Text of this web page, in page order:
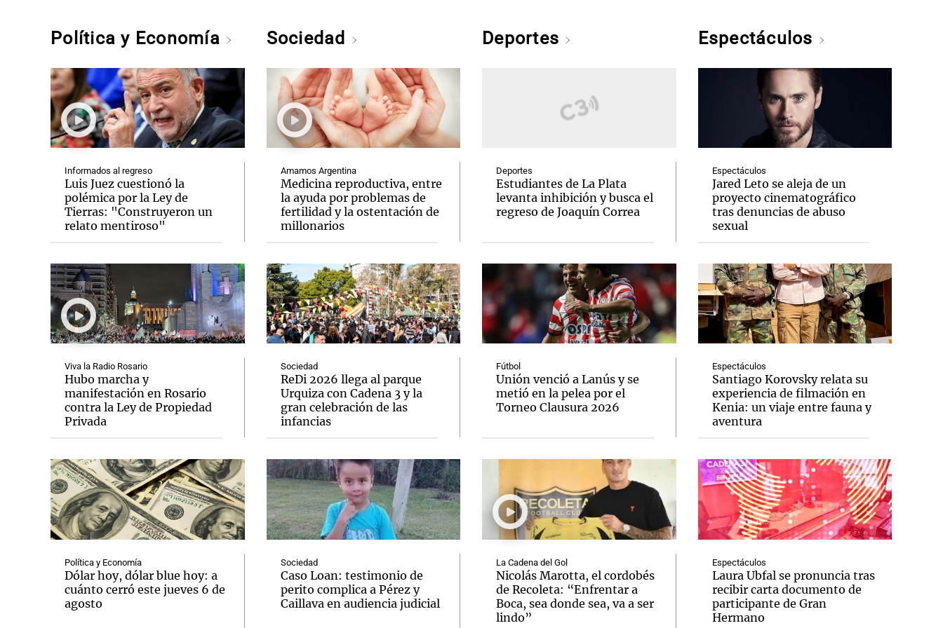
Política y Economía
Informados al regreso
Luis Juez cuestionó la
polémica por la Ley de
Tierras: "Construyeron un
relato mentiroso"
Viva la Radio Rosario
Hubo marcha y
manifestación en Rosario
contra la Ley de Propiedad
Privada
Política y Economía
Dólar hoy, dólar blue hoy: a
cuánto cerró este jueves 6 de
agosto
Sociedad
Amamos Argentina
Medicina reproductiva, entre
la ayuda por problemas de
fertilidad y la ostentación de
millonarios
Sociedad
ReDi 2026 llega al parque
Urquiza con Cadena 3 y la
gran celebración de las
infancias
Sociedad
Caso Loan: testimonio de
perito complica a Pérez y
Caillava en audiencia judicial
Deportes
Deportes
Estudiantes de La Plata
levanta inhibición y busca el
regreso de Joaquín Correa
Fútbol
Unión venció a Lanús y se
metió en la pelea por el
Torneo Clausura 2026
La Cadena del Gol
Nicolás Marotta, el cordobés
de Recoleta: “Enfrentar a
Boca, sea donde sea, va a ser
lindo”
Espectáculos
Espectáculos
Jared Leto se aleja de un
proyecto cinematográfico
tras denuncias de abuso
sexual
Espectáculos
Santiago Korovsky relata su
experiencia de filmación en
Kenia: un viaje entre fauna y
aventura
Espectáculos
Laura Ubfal se pronuncia tras
recibir carta documento de
participante de Gran
Hermano
Notas Notas
El huracán de Arequito
Notas
Cadena 3 en Groenlandia
Notas